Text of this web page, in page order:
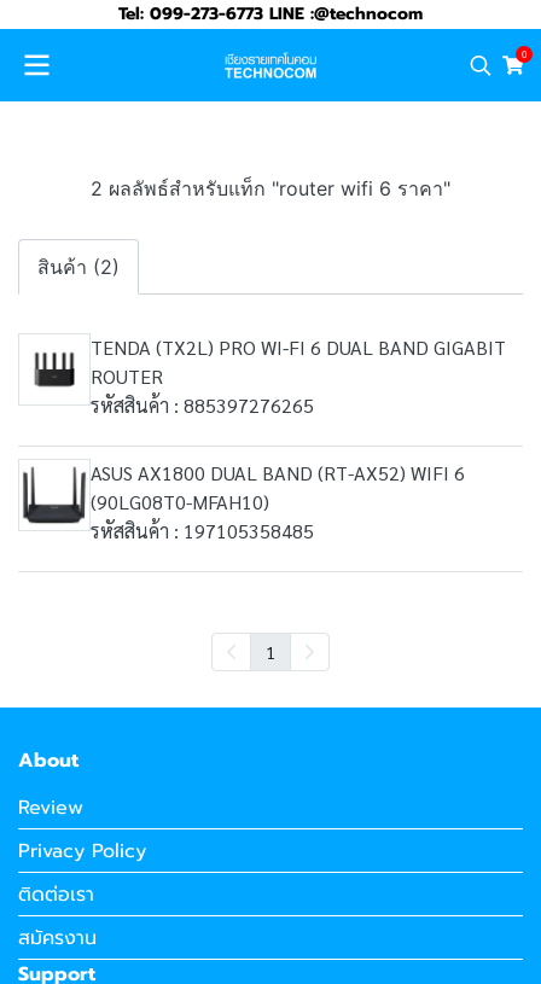
Tel: 099-273-6773 LINE :@technocom
0
2 ผลลัพธ์สำหรับแท็ก "router wifi 6 ราคา"
สินค้า (2)
TENDA (TX2L) PRO WI-FI 6 DUAL BAND GIGABIT
ROUTER
รหัสสินค้า : 885397276265
ASUS AX1800 DUAL BAND (RT-AX52) WIFI 6
(90LG08T0-MFAH10)
รหัสสินค้า : 197105358485
1
About
Review
Privacy Policy
ติดต่อเรา
สมัครงาน
Support